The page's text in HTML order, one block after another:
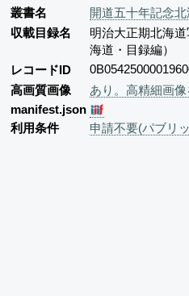
叢書名
開道五十年記念
収載目録名
明治大正期北海
海道・目録編）
レコードID
高画質画像
あり。高精細画像
manifest.json
利用条件
申請不要(パブリ